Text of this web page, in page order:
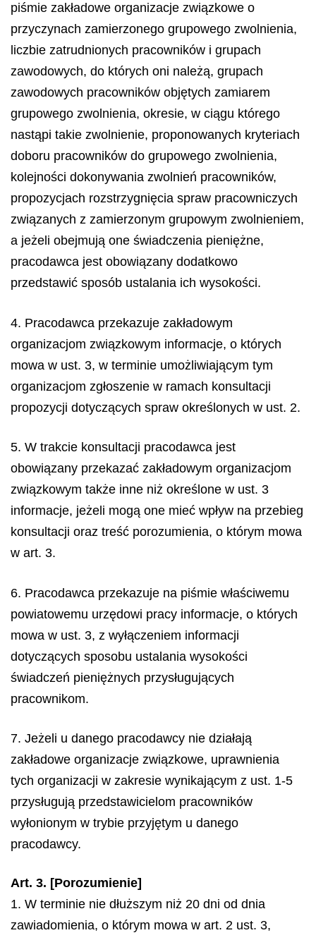
piśmie zakładowe organizacje związkowe o
przyczynach zamierzonego grupowego zwolnienia,
liczbie zatrudnionych pracowników i grupach
zawodowych, do których oni należą, grupach
zawodowych pracowników objętych zamiarem
grupowego zwolnienia, okresie, w ciągu którego
nastąpi takie zwolnienie, proponowanych kryteriach
doboru pracowników do grupowego zwolnienia,
kolejności dokonywania zwolnień pracowników,
propozycjach rozstrzygnięcia spraw pracowniczych
związanych z zamierzonym grupowym zwolnieniem,
a jeżeli obejmują one świadczenia pieniężne,
pracodawca jest obowiązany dodatkowo
przedstawić sposób ustalania ich wysokości.
4. Pracodawca przekazuje zakładowym
organizacjom związkowym informacje, o których
mowa w ust. 3, w terminie umożliwiającym tym
organizacjom zgłoszenie w ramach konsultacji
propozycji dotyczących spraw określonych w ust. 2.
5. W trakcie konsultacji pracodawca jest
obowiązany przekazać zakładowym organizacjom
związkowym także inne niż określone w ust. 3
informacje, jeżeli mogą one mieć wpływ na przebieg
konsultacji oraz treść porozumienia, o którym mowa
w art. 3.
6. Pracodawca przekazuje na piśmie właściwemu
powiatowemu urzędowi pracy informacje, o których
mowa w ust. 3, z wyłączeniem informacji
dotyczących sposobu ustalania wysokości
świadczeń pieniężnych przysługujących
pracownikom.
7. Jeżeli u danego pracodawcy nie działają
zakładowe organizacje związkowe, uprawnienia
tych organizacji w zakresie wynikającym z ust. 1-5
przysługują przedstawicielom pracowników
wyłonionym w trybie przyjętym u danego
pracodawcy.
Art. 3. [Porozumienie]
1. W terminie nie dłuższym niż 20 dni od dnia
zawiadomienia, o którym mowa w art. 2 ust. 3,